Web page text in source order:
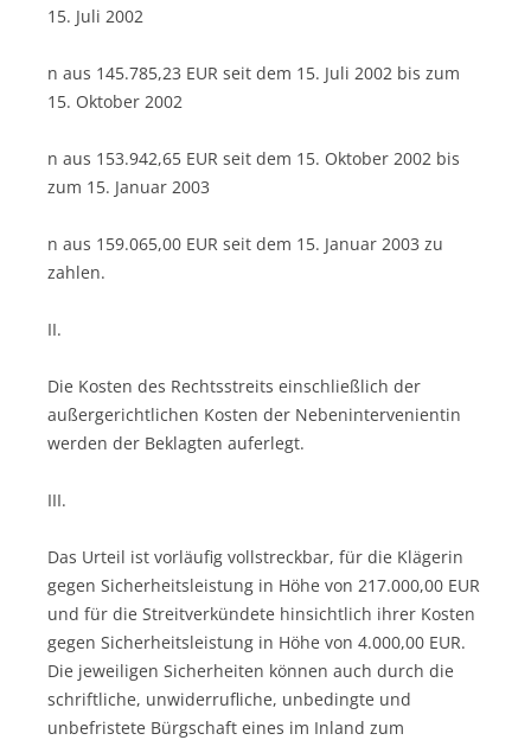
15. Juli 2002
n aus 145.785,23 EUR seit dem 15. Juli 2002 bis zum
15. Oktober 2002
n aus 153.942,65 EUR seit dem 15. Oktober 2002 bis
zum 15. Januar 2003
n aus 159.065,00 EUR seit dem 15. Januar 2003 zu
zahlen.
II.
Die Kosten des Rechtsstreits einschließlich der
außergerichtlichen Kosten der Nebenintervenientin
werden der Beklagten auferlegt.
III.
Das Urteil ist vorläufig vollstreckbar, für die Klägerin
gegen Sicherheitsleistung in Höhe von 217.000,00 EUR
und für die Streitverkündete hinsichtlich ihrer Kosten
gegen Sicherheitsleistung in Höhe von 4.000,00 EUR.
Die jeweiligen Sicherheiten können auch durch die
schriftliche, unwiderrufliche, unbedingte und
unbefristete Bürgschaft eines im Inland zum